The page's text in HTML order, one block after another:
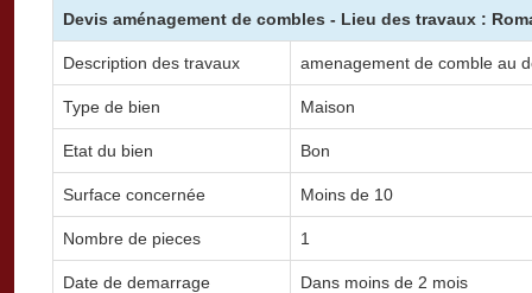
Devis aménagement de combles - Lieu des travaux :
Description des travaux amenagement de comble au
Type de bien Maison
Etat du bien Bon
Surface concernée Moins de 10
Nombre de pieces 1
Date de demarrage Dans moins de 2 mois